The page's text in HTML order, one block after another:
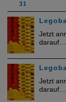
31
Jetzt
darauf…
Jetzt
darauf…